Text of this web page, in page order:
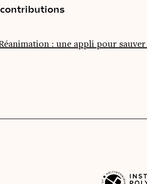
: une appli pour sauver